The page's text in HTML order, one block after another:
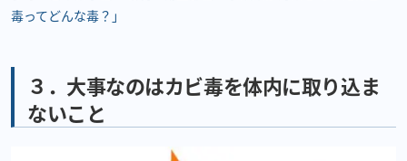
毒ってどんな毒？」
３．大事なのはカビ毒を体内に取り込ま
ないこと